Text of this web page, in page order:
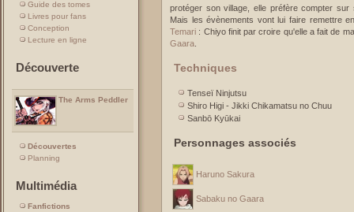
Guide des tomes
Livres pour fans
Conception
Lecture en ligne
Découverte
The Arms Peddler
Découvertes
Planning
Multimédia
Fanfictions
protéger son village, elle préfère compter
Mais les évènements vont lui faire remettre
Temari : Chiyo finit par croire qu'elle a fait de
Gaara
Techniques
Tenseï Ninjutsu
Shiro Higi - Jikki Chikamatsu no Chuu
Sanbō Kyūkai
Personnages associés
Haruno Sakura
Sabaku no Gaara